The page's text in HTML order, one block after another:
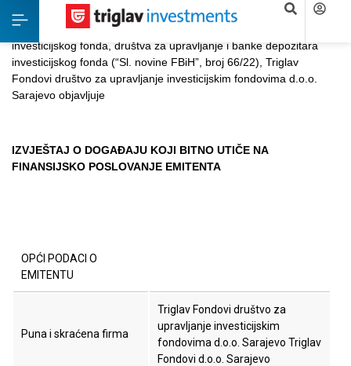
Na osnovu Pravilnika o strukturi i sadržaju izvještaja
investicijskog fonda, društva za upravljanje i banke depozitara
investicijskog fonda (“Sl. novine FBiH”, broj 66/22), Triglav
Fondovi društvo za upravljanje investicijskim fondovima d.o.o.
Sarajevo objavljuje
IZVJEŠTAJ O DOGAĐAJU KOJI BITNO UTIČE NA
FINANSIJSKO POSLOVANJE EMITENTA
OPĆI PODACI O
EMITENTU
Puna i skraćena firma
Triglav Fondovi društvo za
upravljanje investicijskim
fondovima d.o.o. Sarajevo Triglav
Fondovi d.o.o. Sarajevo